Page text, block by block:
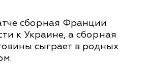
сборная Франции
к Украине, а сборная
сыграет в родных